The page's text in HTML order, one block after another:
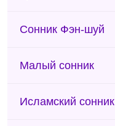
Сонник Фэн-шуй
Малый сонник
Исламский сонник